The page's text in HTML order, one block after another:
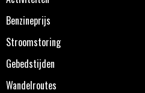
Benzineprijs
Stroomstoring
Gebedstijden
Wandelroutes